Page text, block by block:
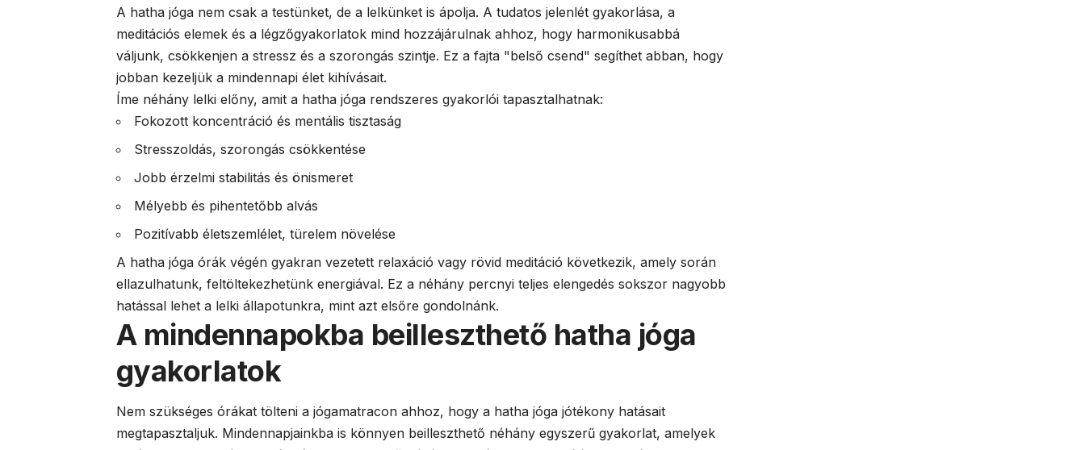
A hatha jóga nem csak a testünket, de a lelkünket is ápolja. A tudatos jelenlét gyakorlása, a
meditációs elemek és a légzőgyakorlatok mind hozzájárulnak ahhoz, hogy harmonikusabbá
váljunk, csökkenjen a stressz és a szorongás szintje. Ez a fajta "belső csend" segíthet abban, hogy
jobban kezeljük a mindennapi élet kihívásait.
Íme néhány lelki előny, amit a hatha jóga rendszeres gyakorlói tapasztalhatnak:
Fokozott koncentráció és mentális tisztaság
Stresszoldás, szorongás csökkentése
Jobb érzelmi stabilitás és önismeret
Mélyebb és pihentetőbb alvás
Pozitívabb életszemlélet, türelem növelése
A hatha jóga órák végén gyakran vezetett relaxáció vagy rövid meditáció következik, amely során
ellazulhatunk, feltöltekezhetünk energiával. Ez a néhány percnyi teljes elengedés sokszor nagyobb
hatással lehet a lelki állapotunkra, mint azt elsőre gondolnánk.
A mindennapokba beilleszthető hatha jóga
gyakorlatok
Nem szükséges órákat tölteni a jógamatracon ahhoz, hogy a hatha jóga jótékony hatásait
megtapasztaljuk. Mindennapjainkba is könnyen beilleszthető néhány egyszerű gyakorlat, amelyek